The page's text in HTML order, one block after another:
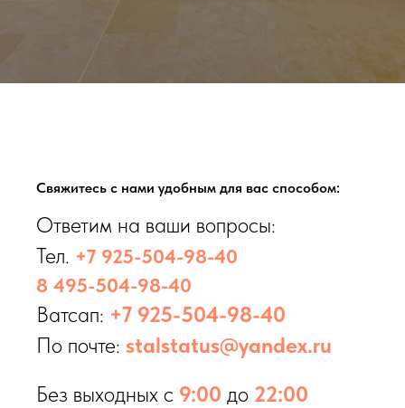
Свяжитесь с нами удобным для вас способом:
Ответим на ваши вопросы:
Тел. +7 925-504-98-40
8 495-504-98-40
Ватсап: +7 925-504-98-40
По почте: stalstatus@yandex.ru
Без выходных с 9:00 до 22:00